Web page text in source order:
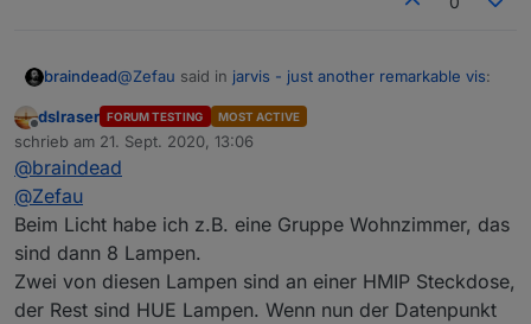
In diesem Fall fügst du die Geräte nicht direkt den
Gruppen zu. Du fügst die Gruppe ein und alle
nachfolgenden Geräte (bis zur nächsten Gruppe)
werden der Gruppe zugerechnet.
braindead@Zefau said in jarvis - just another remarkable vis:
In diesem Fall fügst du die Geräte nicht direkt
Das wirkte zunächst etwas komisch auf mich, ist
Offline
dslraser FORUM TESTING MOST ACTIVE
schrieb am 21. Sept. 2020, 13:06
zuletzt editiert von
@braindead
@Zefau
Beim Licht habe ich z.B. eine Gruppe Wohnzimmer, das
sind dann 8 Lampen.
Zwei von diesen Lampen sind an einer HMIP Steckdose,
der Rest sind HUE Lampen. Wenn nun der Datenpunkt